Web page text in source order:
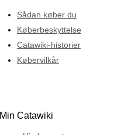
Sådan køber du
Køberbeskyttelse
Catawiki-historier
Købervilkår
Min Catawiki